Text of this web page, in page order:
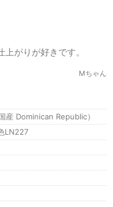
がりが好きです。
Mちゃん
産 Dominican Republic）
LN227